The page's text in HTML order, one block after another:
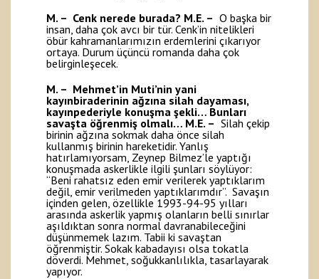
M. – Cenk nerede burada? M.E. – O başka bir
insan, daha çok avcı bir tür. Cenk’in nitelikleri
öbür kahramanlarımızın erdemlerini çıkarıyor
ortaya. Durum üçüncü romanda daha çok
belirginleşecek.
M. – Mehmet’in Muti’nin yani
kayınbiraderinin ağzına silah dayaması,
kayınpederiyle konuşma şekli… Bunları
savaşta öğrenmiş olmalı… M.E. – Silah çekip
birinin ağzına sokmak daha önce silah
kullanmış birinin hareketidir. Yanlış
hatırlamıyorsam, Zeynep Bilmez’le yaptığı
konuşmada askerlikle ilgili şunları söylüyor:
“Beni rahatsız eden emir verilerek yaptıklarım
değil, emir verilmeden yaptıklarımdır”. Savaşın
içinden gelen, özellikle 1993-94-95 yılları
arasında askerlik yapmış olanların belli sınırlar
aşıldıktan sonra normal davranabileceğini
düşünmemek lazım. Tabii ki savaştan
öğrenmiştir. Sokak kabadayısı olsa tokatla
döverdi. Mehmet, soğukkanlılıkla, tasarlayarak
yapıyor.